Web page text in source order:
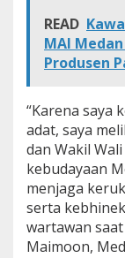
READ
MAI
Produsen
“Karena saya
adat, saya
dan Wakil
kebudayaan
menjaga
serta
wartawan
Maimoon,